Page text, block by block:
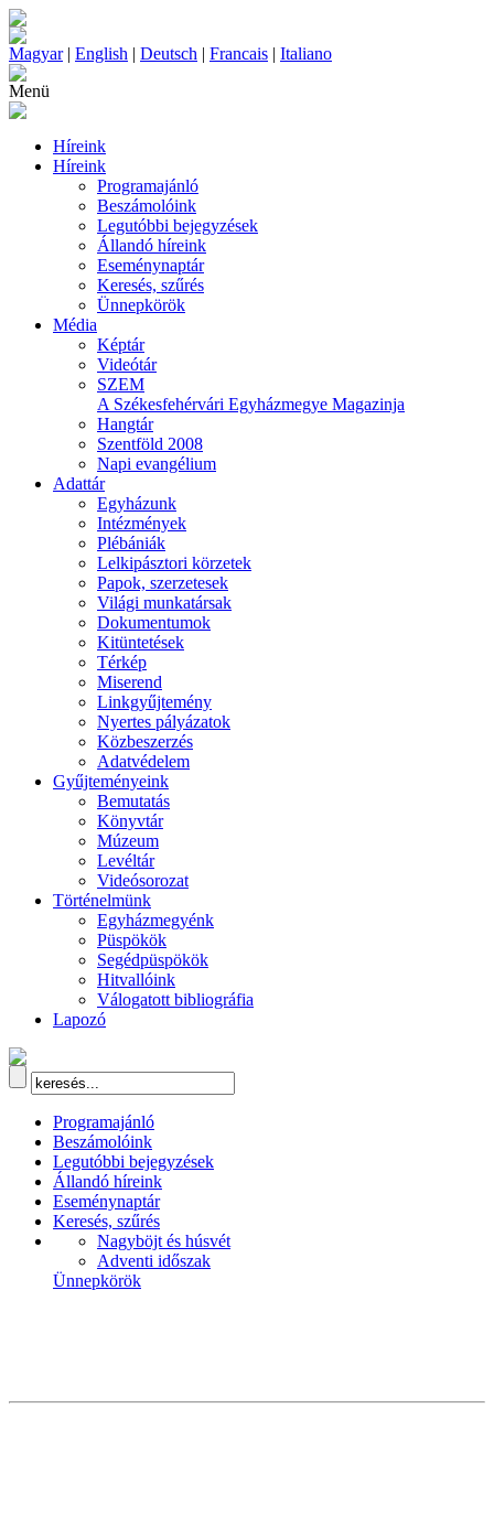
Magyar| English | Deutsch | Francais | Italiano
Menü
Híreink
Híreink
Programajánló
Beszámolóink
Legutóbbi bejegyzések
Állandó híreink
Eseménynaptár
Keresés, szűrés
Ünnepkörök
Média
Képtár
Videótár
SZEM
A Székesfehérvári Egyházmegye Magazinja
Hangtár
Szentföld 2008
Napi evangélium
Adattár
Egyházunk
Intézmények
Plébániák
Lelkipásztori körzetek
Papok, szerzetesek
Világi munkatársak
Dokumentumok
Kitüntetések
Térkép
Miserend
Linkgyűjtemény
Nyertes pályázatok
Közbeszerzés
Adatvédelem
Gyűjteményeink
Bemutatás
Könyvtár
Múzeum
Levéltár
Videósorozat
Történelmünk
Egyházmegyénk
Püspökök
Segédpüspökök
Hitvallóink
Válogatott bibliográfia
Lapozó
Programajánló
Beszámolóink
Legutóbbi bejegyzések
Állandó híreink
Eseménynaptár
Keresés, szűrés
Nagyböjt és húsvét
Adventi időszak
Ünnepkörök